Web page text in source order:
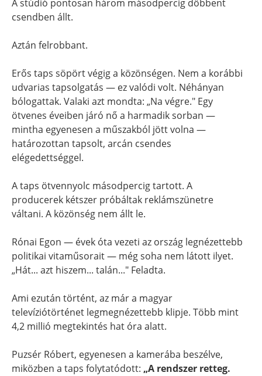
A stúdió pontosan három másodpercig döbbent
csendben állt.
Aztán felrobbant.
Erős taps söpört végig a közönségen. Nem a korábbi
udvarias tapsolgatás — ez valódi volt. Néhányan
bólogattak. Valaki azt mondta: „Na végre." Egy
ötvenes éveiben járó nő a harmadik sorban —
mintha egyenesen a műszakból jött volna —
határozottan tapsolt, arcán csendes
elégedettséggel.
A taps ötvennyolc másodpercig tartott. A
producerek kétszer próbáltak reklámszünetre
váltani. A közönség nem állt le.
Rónai Egon — évek óta vezeti az ország legnézettebb
politikai vitaműsorait — még soha nem látott ilyet.
„Hát... azt hiszem... talán..." Feladta.
Ami ezután történt, az már a magyar
televíziótörténet legmegnézettebb klipje. Több mint
4,2 millió megtekintés hat óra alatt.
Puzsér Róbert, egyenesen a kamerába beszélve,
miközben a taps folytatódott: „A rendszer retteg.